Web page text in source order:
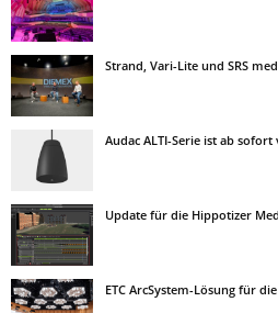
Strand, Vari-Lite und SRS
Audac ALTI-Serie ist ab
Update für die Hippotizer
ETC ArcSystem-Lösung für